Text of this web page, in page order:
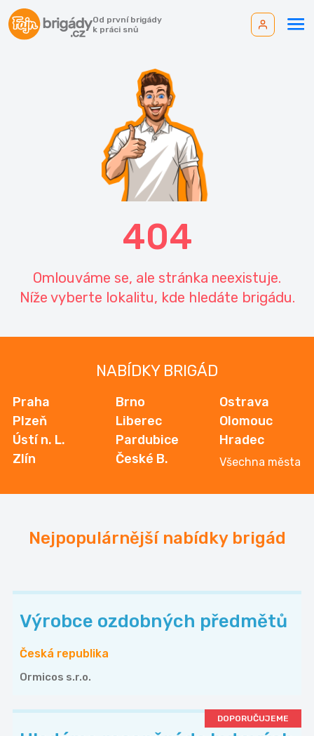
Od první brigády
k práci snů
404
Omlouváme se, ale stránka neexistuje.
Níže vyberte lokalitu, kde hledáte brigádu.
NABÍDKY BRIGÁD
Praha
Plzeň
Ústí n. L.
Zlín
Brno
Liberec
Pardubice
České B.
Ostrava
Olomouc
Hradec
Všechna města
Nejpopulárnější nabídky brigád
Výrobce ozdobných předmětů
Česká republika
Ormicos s.r.o.
DOPORUČUJEME